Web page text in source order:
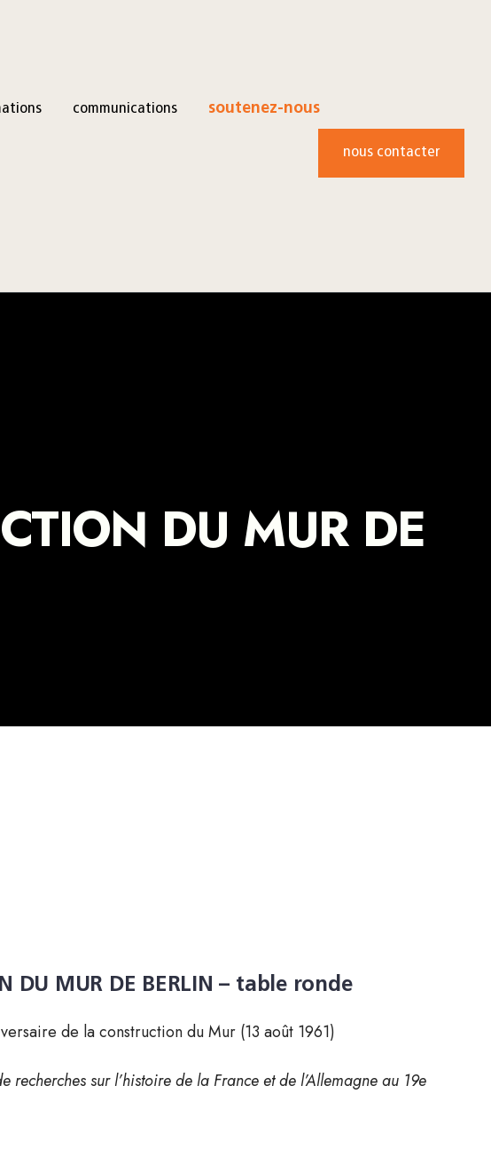
communications soutenez-nous
nous contacter
DU MUR DE
DU MUR DE BERLIN – table ronde
de la construction du Mur (13 août 1961)
sur l’histoire de la France et de l’Allemagne au 19e